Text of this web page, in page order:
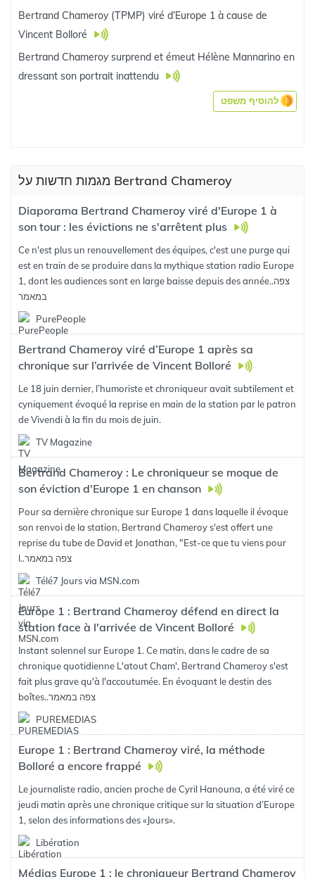
Bertrand Chameroy (TPMP) viré d’Europe 1 à cause de
Vincent Bolloré
Bertrand Chameroy surprend et émeut Hélène Mannarino en
dressant son portrait inattendu
להוסיף משפט
מגמות חדשות על Bertrand Chameroy
Diaporama Bertrand Chameroy viré d'Europe 1 à
son tour : les évictions ne s'arrêtent plus
Ce n'est plus un renouvellement des équipes, c'est une purge qui
est en train de se produire dans la mythique station radio Europe
1, dont les audiences sont en large baisse depuis des année..צפה
במאמר
PurePeople
Bertrand Chameroy viré d’Europe 1 après sa
chronique sur l’arrivée de Vincent Bolloré
Le 18 juin dernier, l’humoriste et chroniqueur avait subtilement et
cyniquement évoqué la reprise en main de la station par le patron
de Vivendi à la fin du mois de juin.
TV Magazine
Bertrand Chameroy : Le chroniqueur se moque de
son éviction d'Europe 1 en chanson
Pour sa dernière chronique sur Europe 1 dans laquelle il évoque
son renvoi de la station, Bertrand Chameroy s'est offert une
reprise du tube de David et Jonathan, "Est-ce que tu viens pour
l..צפה במאמר
Télé7 Jours via MSN.com
Europe 1 : Bertrand Chameroy défend en direct la
station face à l'arrivée de Vincent Bolloré
Instant solennel sur Europe 1. Ce matin, dans le cadre de sa
chronique quotidienne L'atout Cham', Bertrand Chameroy s'est
fait plus grave qu'à l'accoutumée. En évoquant le destin des
boîtes..צפה במאמר
PUREMEDIAS
Europe 1 : Bertrand Chameroy viré, la méthode
Bolloré a encore frappé
Le journaliste radio, ancien proche de Cyril Hanouna, a été viré ce
jeudi matin après une chronique critique sur la situation d’Europe
1, selon des informations des «Jours».
Libération
Médias Europe 1 : le chroniqueur Bertrand Chameroy